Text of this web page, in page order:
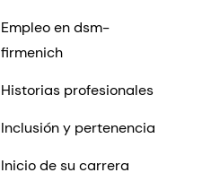
Empleo en dsm-
firmenich
Historias profesionales
Inclusión y pertenencia
Inicio de su carrera